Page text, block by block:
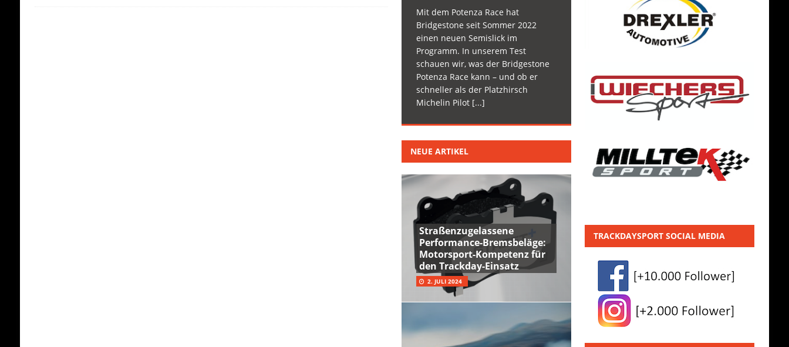
Mit dem Potenza Race hat
Bridgestone seit Sommer 2022
einen neuen Semislick im
Programm. In unserem Test
schauen wir, was der Bridgestone
Potenza Race kann – und ob er
schneller als der Platzhirsch
Michelin Pilot [...]
NEUE ARTIKEL
Straßenzugelassene
Performance-Bremsbeläge:
Motorsport-Kompetenz für
den Trackday-Einsatz
2. JULI 2024
TRACKDAYSPORT SOCIAL MEDIA